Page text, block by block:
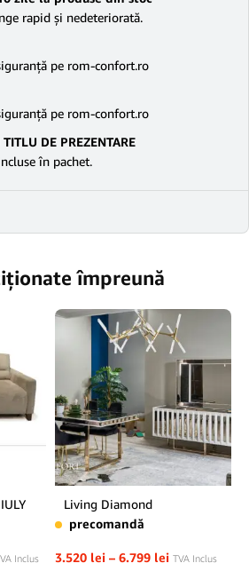
rapid şi nedeteriorată.
pe rom-confort.ro
pe rom-confort.ro
DE PREZENTARE
în pachet.
împreună
Inclus
Living Diamond
precomandă
3.520 lei – 6.799 lei TVA Inclus